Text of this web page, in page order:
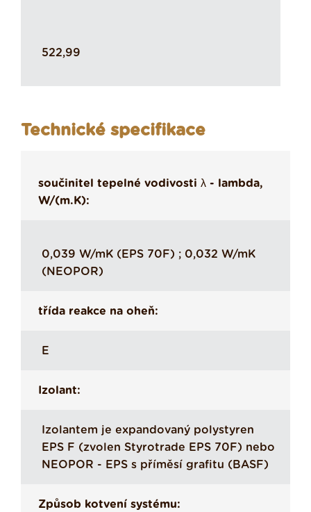
522,99
Technické specifikace
součinitel tepelné vodivosti λ - lambda,
W/(m.K):
0,039 W/mK (EPS 70F) ; 0,032 W/mK
(NEOPOR)
třída reakce na oheň:
E
Izolant:
Izolantem je expandovaný polystyren
EPS F (zvolen Styrotrade EPS 70F) nebo
NEOPOR - EPS s příměsí grafitu (BASF)
Způsob kotvení systému: